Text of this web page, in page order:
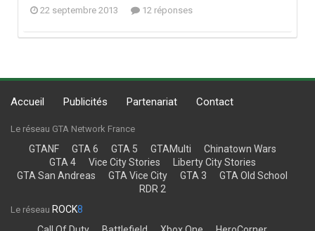
22 septembre 2013 12 réponses
Accueil Publicités Partenariat Contact
Le réseau GTA Network France
GTANF GTA 6 GTA 5 GTAMulti
Chinatown Wars
GTA 4
Vice City Stories
Liberty City Stories
GTA San Andreas
GTA Vice City GTA 3
GTA Old School
RDR 2
Le réseau ROCK8